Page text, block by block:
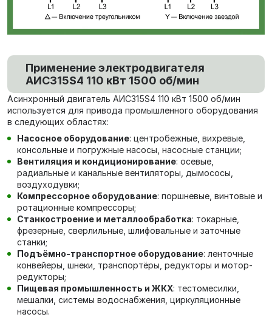
Применение электродвигателя
АИС315S4 110 кВт 1500 об/мин
Асинхронный двигатель АИС315S4 110 кВт 1500 об/мин
используется для привода промышленного оборудования
в следующих областях:
Насосное оборудование: центробежные, вихревые,
консольные и погружные насосы, насосные станции;
Вентиляция и кондиционирование: осевые,
радиальные и канальные вентиляторы, дымососы,
воздуходувки;
Компрессорное оборудование: поршневые, винтовые и
ротационные компрессоры;
Станкостроение и металлообработка: токарные,
фрезерные, сверлильные, шлифовальные и заточные
станки;
Подъёмно-транспортное оборудование: ленточные
конвейеры, шнеки, транспортёры, редукторы и мотор-
редукторы;
Пищевая промышленность и ЖКХ: тестомесилки,
мешалки, системы водоснабжения, циркуляционные
насосы.